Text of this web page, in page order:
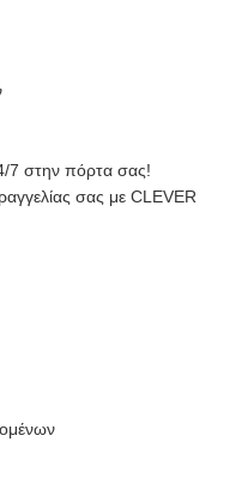
7 στην πόρτα σας!
σας με CLEVER